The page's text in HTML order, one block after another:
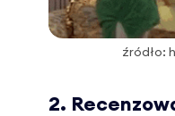
źródło:
2.